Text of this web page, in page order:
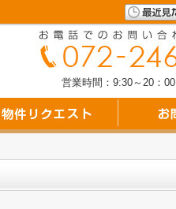
営業時間：9:30～20：00